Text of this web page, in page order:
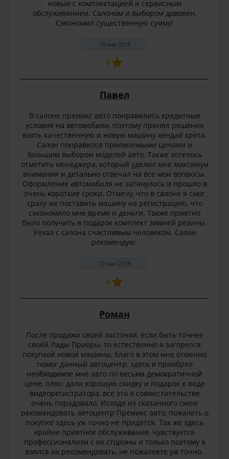
новые с комплектацией и сервисным
обслуживанием. Салоном и выбором доволен.
Сэкономил существенную сумму!
19 мая 2018
5
Павел
В салоне премикс авто понравились кредитные
условия на автомобили, поэтому принял решения
взять качественную и новую машину хендай крета.
Салон понравился приемлемыми ценами и
большим выбором моделей авто. Также хотелось
отметить менеджера, который уделил мне максимум
внимания и детально отвечал на все мои вопросы.
Оформление автомобиля не затянулось и прошло в
очень короткие сроки. Отмечу, что в салоне я смог
сразу же поставить машину на регистрацию, что
сэкономило мне время и деньги. Также приятно
было получить в подарок комплект зимней резины.
Уехал с салона счастливым человеком. Салон
рекомендую.
17 мая 2018
5
Роман
После продажи своей ласточки, если быть точнее
своей Лады Приоры, то естественно я загорелся
покупкой новой машины, благо в этом мне отменно
помог данный автоцентр, здесь я приобрел
необходимое мне авто по весьма демократичной
цене, плюс дали хорошую скидку и подарок в виде
видеорегистратора, все это в совместительстве
очень порадовало. Исходя из сказанного смею
рекомендовать автоцентр Премикс авто, пожалеть о
покупке здесь уж точно не придется. Так же здесь
крайне приятное обслуживание, чувствуется
профессионализм с их стороны и только поэтому я
взялся их рекомендовать, не пожалеете уж точно.